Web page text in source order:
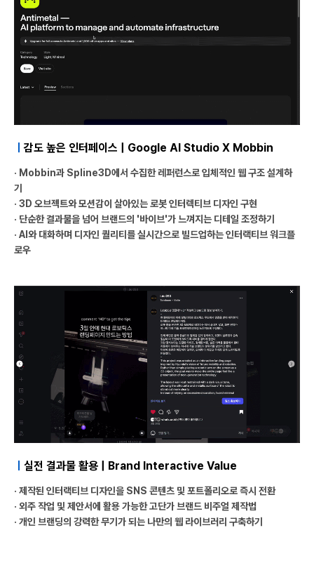
ㅣ감도 높은 인터페이스 | Google AI Studio X Mobbin
· Mobbin과 Spline3D에서 수집한 레퍼런스로 입체적인 웹 구조 설계하
기
· 3D 오브젝트와 모션감이 살아있는 로봇 인터렉티브 디자인 구현
· 단순한 결과물을 넘어 브랜드의 '바이브'가 느껴지는 디테일 조정하기
· AI와 대화하며 디자인 퀄리티를 실시간으로 빌드업하는 인터랙티브 워크플
로우
실전 결과물 활용 | Brand Interactive Value
· 제작된 인터랙티브 디자인을 SNS 콘텐츠 및 포트폴리오로 즉시 전환
· 외주 작업 및 제안서에 활용 가능한 고단가 브랜드 비주얼 제작법
· 개인 브랜딩의 강력한 무기가 되는 나만의 웹 라이브러리 구축하기